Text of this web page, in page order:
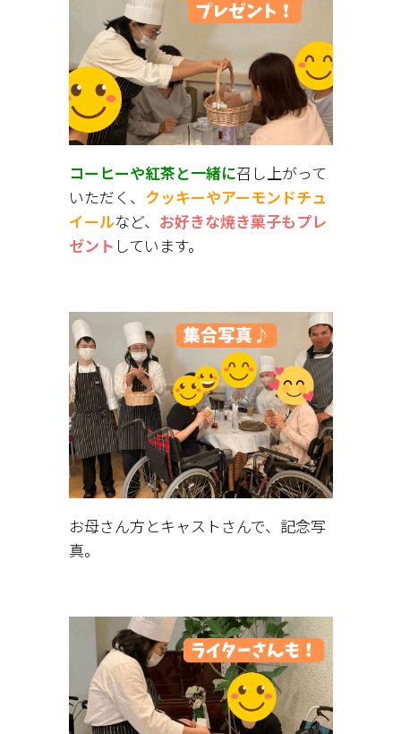
コーヒーや紅茶と一緒に召し上がって
いただく、 クッキーやアーモンドチュ
イールなど、 お好きな焼き菓子もプレ
ゼント しています。
お母さん方とキャストさんで、記念写
真。